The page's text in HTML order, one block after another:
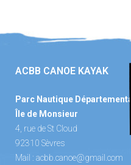
ACBB CANOE KAYAK
Parc Nautique Départemental
Île de Monsieur
4, rue de St Cloud
92310 Sèvres
Mail : acbb.canoe@gmail.com